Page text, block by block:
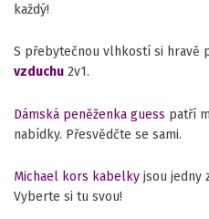
každý!
S přebytečnou vlhkostí si hravě
vzduchu 2v1.
Dámská peněženka guess patří
nabídky. Přesvědčte se sami.
Michael kors kabelky jsou jedny
Vyberte si tu svou!